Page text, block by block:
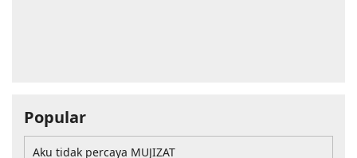
Popular
Aku tidak percaya MUJIZAT